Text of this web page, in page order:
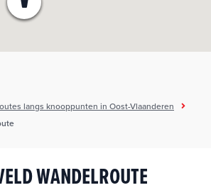
WANDELROUTE
langs knooppunten in Oost-Vlaanderen